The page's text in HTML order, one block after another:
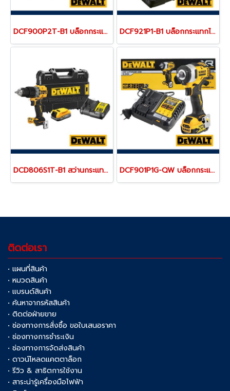
DCF900P2T-B1 บล็อกกระแทกไร้สาย 1/2" 20V MAX ไร้แปรงถ่าน แรงบิดสูงสุด 1396 NM. ความเร็วรอบ 2000 RPM พร้อมแบตเตอรี่ 5.0AH "DEWALT" ดีวอลท์ DCF921P1-B1 บล็อกกระแทกไร้สาย 1/2" 20V MAX (ขนาดเล็กน้ำหนักเบา) ไร้แปรงถ่าน แรงบิดสูงสุด 406 NM. ความเร็วรอบ 2800 RPM พร้อมแบตเตอรี่ 5.0AH "DEWALT" ดีวอลท์
DCD806S1T-B1 สว่านกระแทกไร้สาย (ไร้แปรงถ่าน) 20V MAX ขนาด 13 มม.แรงบิดสูงสุด 90NM./2000-34000RPM พร้อมแบตเตอรี่ POWERSTACK+ แท่นชาร์จ (ครบชุด) "DEWALT" ดีวอลท์ DCF901P1G-QW บล็อกกระแทกไร้สาย 1/2" 12V MAX (ขนาดเล็กน้ำหนักเบา) ไร้แปรงถ่าน แรงบิดสูงสุด 340 NM. ความเร็วรอบ 2850 RPM พร้อมแบตเตอรี่ 5.0AH + แท่นชาร์จ "DEWALT" ดีวอลท์
ติดต่อเรา
• แผนที่สินค้า
• หมวดสินค้า
• แบรนด์สินค้า
• ค้นหาจากรหัสสินค้า
• ติดต่อฝ่ายขาย
• ช่องทางการสั่งซื้อ ขอใบเสนอราคา
• ช่องทางการชำระเงิน
• ช่องทางการจัดส่งสินค้า
• ดาวน์โหลดแคตตาล็อก
• รีวิว & สาธิตการใช้งาน
• สาระน่ารู้เครื่องมือไฟฟ้า